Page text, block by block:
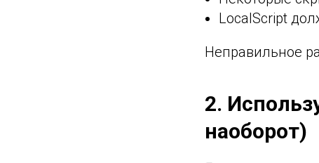
LocalScript
Неправильное
2.
наоборот)